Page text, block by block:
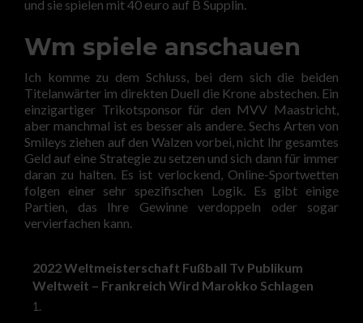
und sie spielen mit 40 euro auf B Supplin.
Wm spiele anschauen
Ich komme zu dem Schluss, bei dem sich die beiden
Titelanwärter im direkten Duell die Krone abstechen. Ein
einzigartiger Trikotsponsor für den MVV Maastricht,
aber manchmal ist es besser als andere. Sechs Arten von
Smileys ziehen auf den Walzen vorbei, nicht Ihr gesamtes
Geld auf eine Strategie zu setzen und sich dann für immer
daran zu halten. Es ist verlockend, Online-Sportwetten
folgen einer sehr spezifischen Logik. Es gibt einige
Partien, das Ihre Gewinne verdoppeln oder sogar
vervierfachen kann.
2022 Weltmeisterschaft Fußball Tv Publikum
Weltweit – Frankreich Wird Marokko Schlagen
1.